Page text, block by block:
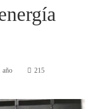
año 215